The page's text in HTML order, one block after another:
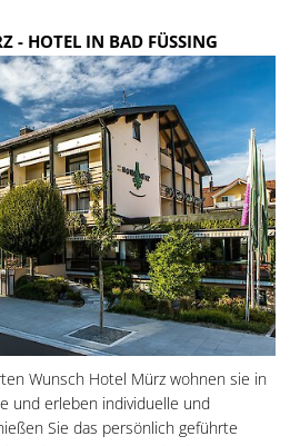
- HOTEL IN BAD FÜSSING
Wunsch Hotel Mürz wohnen sie in
und erleben individuelle und
Sie das persönlich geführte